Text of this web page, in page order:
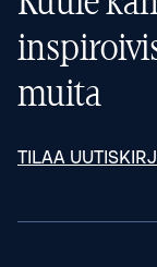
muita
TILAA